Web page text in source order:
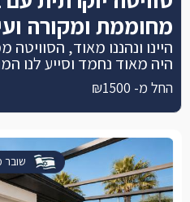
שובר
מחוממת ומקורה
היינו ונהננו מאוד,
היה מאוד נחמד וסייע לנו
החל מ- ₪1500